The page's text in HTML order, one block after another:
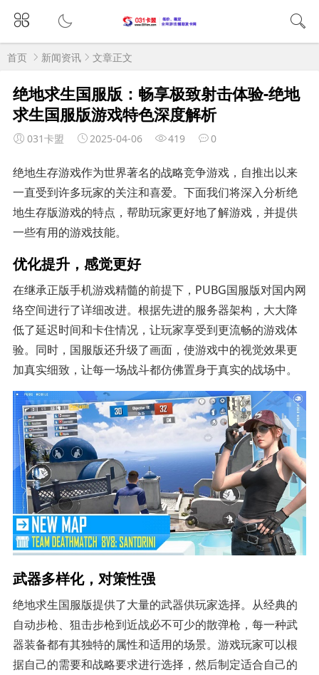
首页 新闻资讯 文章正文
绝地求生国服版：畅享极致射击体验-绝地
求生国服版游戏特色深度解析
031卡盟 2025-04-06 419 0
绝地生存游戏作为世界著名的战略竞争游戏，自推出以来
一直受到许多玩家的关注和喜爱。下面我们将深入分析绝
地生存版游戏的特点，帮助玩家更好地了解游戏，并提供
一些有用的游戏技能。
优化提升，感觉更好
在继承正版手机游戏精髓的前提下，PUBG国服版对国内网
络空间进行了详细改进。根据先进的服务器架构，大大降
低了延迟时间和卡住情况，让玩家享受到更流畅的游戏体
验。同时，国服版还升级了画面，使游戏中的视觉效果更
加真实细致，让每一场战斗都仿佛置身于真实的战场中。
武器多样化，对策性强
绝地求生国服版提供了大量的武器供玩家选择。从经典的
自动步枪、狙击步枪到近战必不可少的散弹枪，每一种武
器装备都有其独特的属性和适用的场景。游戏玩家可以根
据自己的需要和战略要求进行选择，然后制定适合自己的